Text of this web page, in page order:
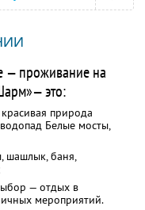
— проживание на
это:
природа
Белые мосты,
шашлык, баня,
— отдых в
мероприятий.